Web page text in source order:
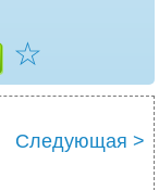
☆
Следующая >